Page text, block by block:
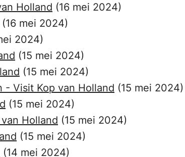
Holland (16 mei 2024)
(16 mei 2024)
2024)
(15 mei 2024)
(15 mei 2024)
- Visit Kop van Holland (15 mei 2024)
(15 mei 2024)
Holland (15 mei 2024)
(15 mei 2024)
(14 mei 2024)